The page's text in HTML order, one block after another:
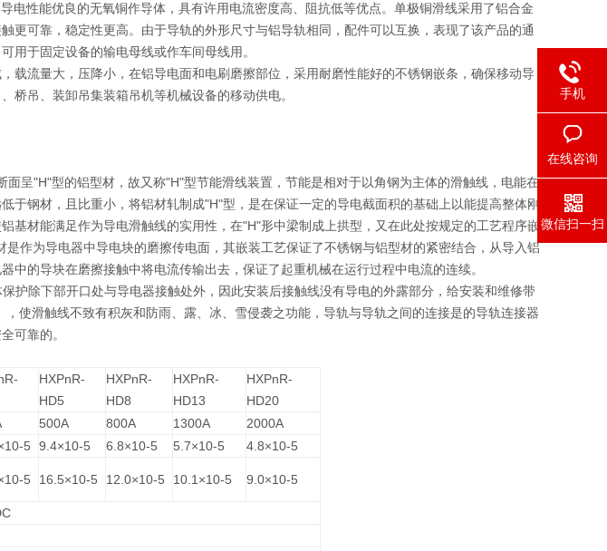
电性能优良的无氧铜作导体，具有许用电流密度高、阻抗低等优点。单极铜滑线采用了铝合金
更可靠，稳定性更高。由于导轨的外形尺寸与铝导轨相同，配件可以互换，表现了该产品的通
用于固定设备的输电母线或作车间母线用。
载流量大，压降小，在铝导电面和电刷磨擦部位，采用耐磨性能好的不锈钢嵌条，确保移动导
桥吊、装卸吊集装箱吊机等机械设备的移动供电。
呈"H"型的铝型材，故又称"H"型节能滑线装置，节能是相对于以角钢为主体的滑触线，电能在
于钢材，且比重小，将铝材轧制成"H"型，是在保证一定的导电截面积的基础上以能提高整体刚
基材能满足作为导电滑触线的实用性，在"H"形中梁制成上拱型，又在此处按规定的工艺程序嵌
作为导电器中导电块的磨擦传电面，其嵌装工艺保证了不锈钢与铝型材的紧密结合，从导入铝
中的导块在磨擦接触中将电流传输出去，保证了起重机械在运行过程中电流的连续。
护除下部开口处与导电器接触处外，因此安装后接触线没有导电的外露部分，给安装和维修带
使滑触线不致有积灰和防雨、露、冰、雪侵袭之功能，导轨与导轨之间的连接是的导轨连接器
可靠的。
HXPnR-
HD5
HXPnR-
HD8
HXPnR-
HD13
HXPnR-
HD20
500A 800A 1300A
2000A
5 9.4×10-5 6.8×10-5 5.7×10-5
4.8×10-5
5 16.5×10-5 12.0×10-5 10.1×10-5 9.0×10-5
手机
在线咨询
微信扫一扫